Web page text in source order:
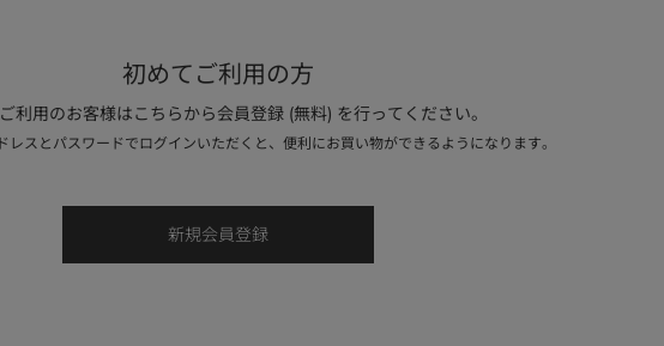
初めてご利用の方
利用のお客様はこちらから会員登録 (無料) を行ってください。
レスとパスワードでログインいただくと、便利にお買い物ができるようになります。